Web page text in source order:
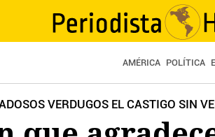
AMÉRICA POLÍTICA
VERDUGOS EL CASTIGO SIN